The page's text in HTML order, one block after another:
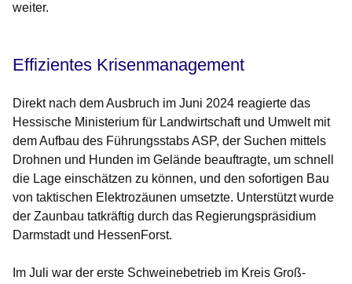
weiter.
Effizientes Krisenmanagement
Direkt nach dem Ausbruch im Juni 2024 reagierte das
Hessische Ministerium für Landwirtschaft und Umwelt mit
dem Aufbau des Führungsstabs ASP, der Suchen mittels
Drohnen und Hunden im Gelände beauftragte, um schnell
die Lage einschätzen zu können, und den sofortigen Bau
von taktischen Elektrozäunen umsetzte. Unterstützt wurde
der Zaunbau tatkräftig durch das Regierungspräsidium
Darmstadt und HessenForst.
Im Juli war der erste Schweinebetrieb im Kreis Groß-